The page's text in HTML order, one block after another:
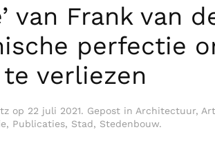
van Frank van
perfectie
verliezen
op 22 juli 2021. Gepost in Architectuur,
, Publicaties, Stad, Stedenbouw.